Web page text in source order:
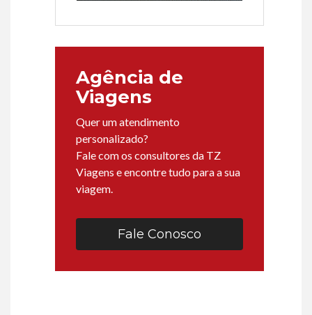
Agência de
Viagens
Quer um atendimento
personalizado?
Fale com os consultores da TZ
Viagens e encontre tudo para a sua
viagem.
Fale Conosco